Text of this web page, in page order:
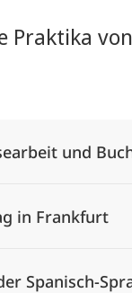
Praktika
und
in Frankfurt
Spanisch-